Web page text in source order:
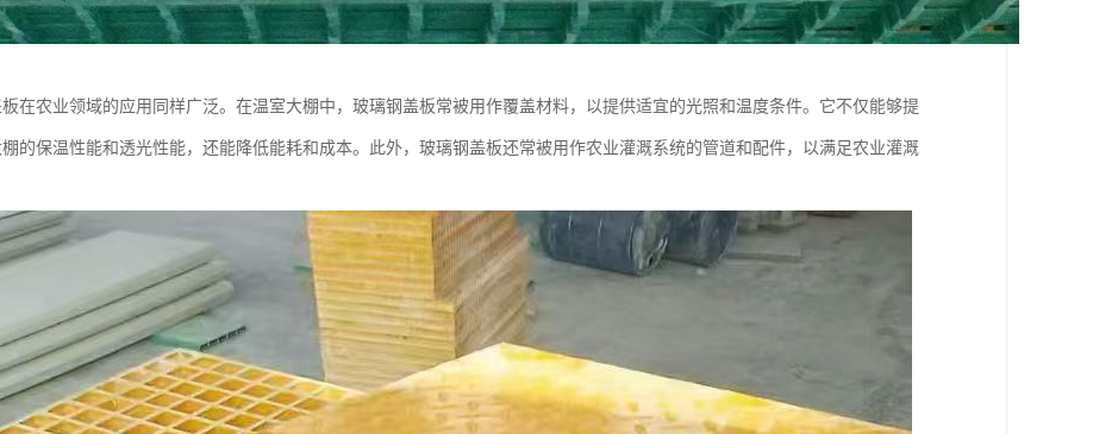
在农业领域的应用同样广泛。在温室大棚中，玻璃钢盖板常被用作覆盖材料，以提供适宜的光照和温度条件。它不仅能够提
的保温性能和透光性能，还能降低能耗和成本。此外，玻璃钢盖板还常被用作农业灌溉系统的管道和配件，以满足农业灌溉